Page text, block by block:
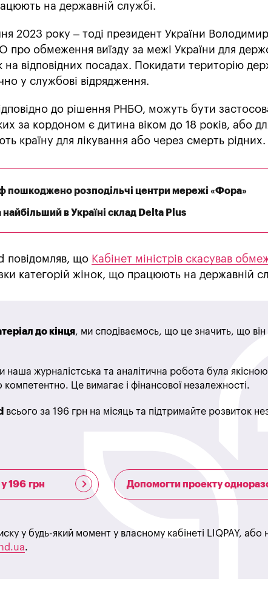
на державній службі.
2023 року – тоді президент України
про обмеження виїзду за межі України для
на відповідних посадах. Покидати територію
у службові відрядження.
до рішення РНБО, можуть бути
за кордоном є дитина віком до 18 років, або
країну для лікування або через смерть рідних.
пошкоджено розподільчі центри мережі «Фора»
в Україні склад Delta Plus
повідомляв, що Кабінет міністрів скасував
категорій жінок, що працюють на державній
до кінця, ми сподіваємось, що це значить, що
журналістська та аналітична робота була
компетентно. Це вимагає і фінансової незалежності.
всього за 196 грн на місяць та підтримайте розвиток
196 грн Допомогти проекту
у будь-який момент у власному кабінеті LIQPAY, або
.